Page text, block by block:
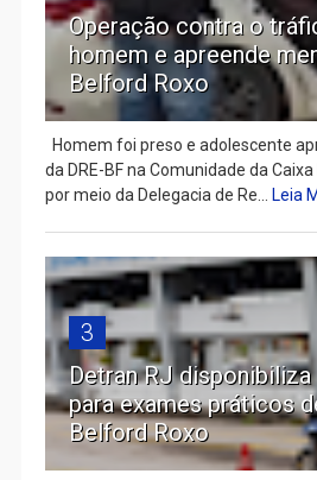
Operação contra o
homem e apreende
Belford Roxo
Homem foi preso e adolescente
da DRE-BF na Comunidade da Caixa
por meio da Delegacia de Re...
Leia
3
Detran RJ disponibiliza
para exames práticos
Belford Roxo